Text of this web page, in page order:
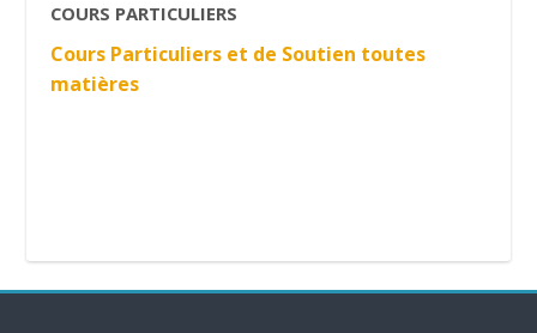
COURS PARTICULIERS
Cours Particuliers et de Soutien toutes
matières